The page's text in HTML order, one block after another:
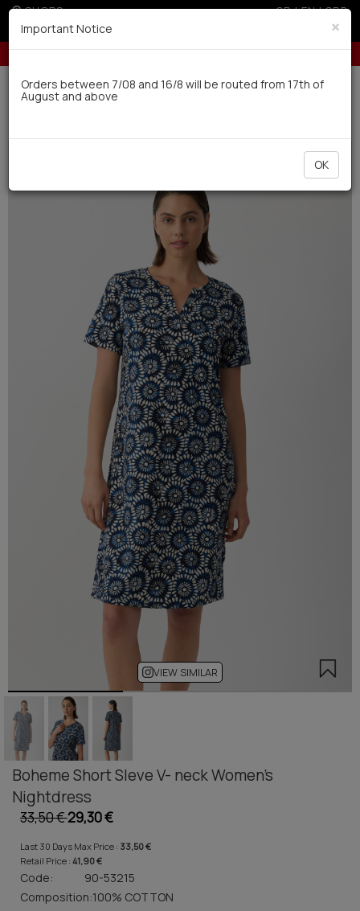
SHOPS GR|EN|SRB
installments with credit cards for orders over 50€ 5% off for
Delivery in 7-9 working days via UPS
VIEW SIMILAR
Boheme Short Sleve V- neck Women's
Nightdress
33,50 €29,30 €
Last 30 Days Max Price : 33,50 €
Retail Price : 41,90 €
Code:
90-53215
Composition:100% COTTON
×
Important Notice
Orders between 7/08 and 16/8 will be routed from 17th of
August and above
OK